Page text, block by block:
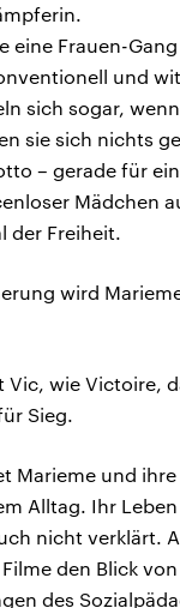
eine Frauen-
und
sich sogar,
sie sich nichts
– gerade für
Mädchen
der Freiheit.
wird
Vic, wie Victoire,
Sieg.
Marieme und
Alltag. Ihr
nicht verklärt.
den Blick
des